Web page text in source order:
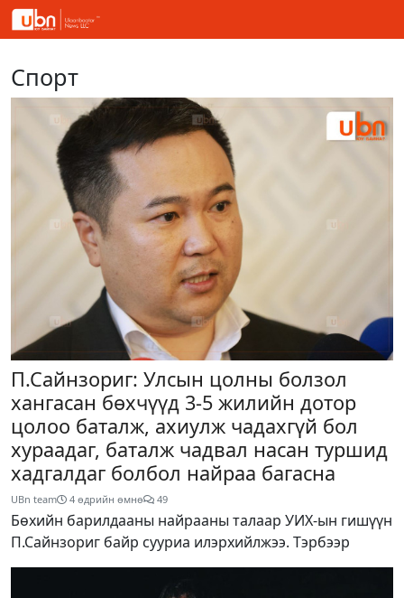
Спорт
П.Сайнзориг: Улсын цолны болзол
хангасан бөхчүүд 3-5 жилийн дотор
цолоо баталж, ахиулж чадахгүй бол
хураадаг, баталж чадвал насан туршид
хадгалдаг болбол найраа багасна
UBn team 4 өдрийн өмнө 49
Бөхийн барилдааны найрааны талаар УИХ-ын гишүүн
П.Сайнзориг байр сууриа илэрхийлжээ. Тэрбээр